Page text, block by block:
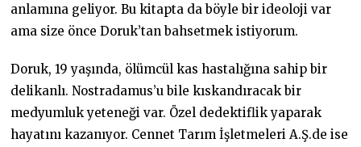
anlamına geliyor. Bu kitapta da böyle bir ideoloji var
ama size önce Doruk’tan bahsetmek istiyorum.
Doruk, 19 yaşında, ölümcül kas hastalığına sahip bir
delikanlı. Nostradamus’u bile kıskandıracak bir
medyumluk yeteneği var. Özel dedektiflik yaparak
hayatını kazanıyor. Cennet Tarım İşletmeleri A.Ş.de ise